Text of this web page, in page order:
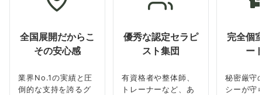
全国展開だからこ
その安心感
業界No.1の実績と圧
倒的な支持を誇るグ
優秀な認定セラピ
スト集団
有資格者や整体師、
トレーナーなど、あ
完全個
ー
秘密厳守
シーが守